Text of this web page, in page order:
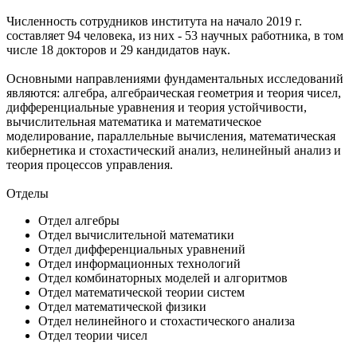
Численность сотрудников института на начало 2019 г.
составляет 94 человека, из них - 53 научных работника, в том
числе 18 докторов и 29 кандидатов наук.
Основными направлениями фундаментальных исследований
являются: алгебра, алгебраическая геометрия и теория чисел,
дифференциальные уравнения и теория устойчивости,
вычислительная математика и математическое
моделирование, параллельные вычисления, математическая
кибернетика и стохастический анализ, нелинейный анализ и
теория процессов управления.
Отделы
Отдел алгебры
Отдел вычислительной математики
Отдел дифференциальных уравнений
Отдел информационных технологий
Отдел комбинаторных моделей и алгоритмов
Отдел математической теории систем
Отдел математической физики
Отдел нелинейного и стохастического анализа
Отдел теории чисел